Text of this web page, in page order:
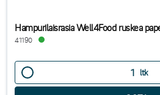
Hampurilaisrasia Well4Food ruskea
41190
ltk